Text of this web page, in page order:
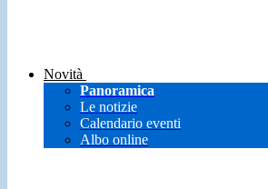
Novità
Panoramica
Le notizie
Calendario eventi
Albo online